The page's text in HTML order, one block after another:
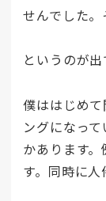
せんでした
というのが出
僕ははじめ
ングになっ
かあります
す。同時に人